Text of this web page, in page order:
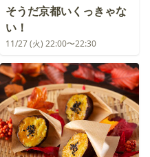
そうだ京都いくっきゃな
い！
11/27 (火) 22:00〜22:30